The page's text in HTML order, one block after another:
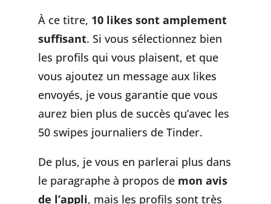
À ce titre, 10 likes sont amplement
suffisant. Si vous sélectionnez bien
les profils qui vous plaisent, et que
vous ajoutez un message aux likes
envoyés, je vous garantie que vous
aurez bien plus de succès qu’avec les
50 swipes journaliers de Tinder.
De plus, je vous en parlerai plus dans
le paragraphe à propos de mon avis
de l’appli, mais les profils sont très